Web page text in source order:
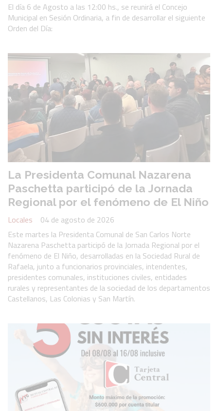
El día 6 de Agosto a las 12:00 hs., se reunirá el Concejo
Municipal en Sesión Ordinaria, a fin de desarrollar el siguiente
Orden del Día:
La Presidenta Comunal Nazarena
Paschetta participó de la Jornada
Regional por el fenómeno de El Niño
Locales
04 de agosto de 2026
Este martes la Presidenta Comunal de San Carlos Norte
Nazarena Paschetta participó de la Jornada Regional por el
fenómeno de El Niño, desarrolladas en la Sociedad Rural de
Rafaela, junto a funcionarios provinciales, intendentes,
presidentes comunales, instituciones civiles, entidades
rurales y representantes de la sociedad de los departamentos
Castellanos, Las Colonias y San Martín.